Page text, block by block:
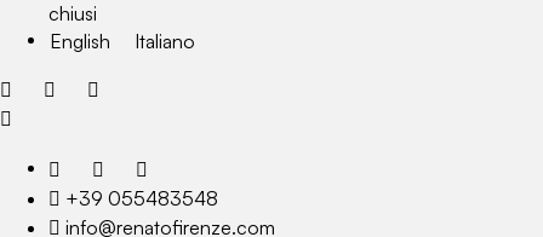
chiusi
English
Italiano
+39 055483548
info@renatofirenze.com